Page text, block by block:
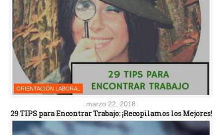
ORIENTACIÓN LABORAL
marzo 22, 2018
29 TIPS para Encontrar Trabajo: ¡Recopilamos los Mejores!